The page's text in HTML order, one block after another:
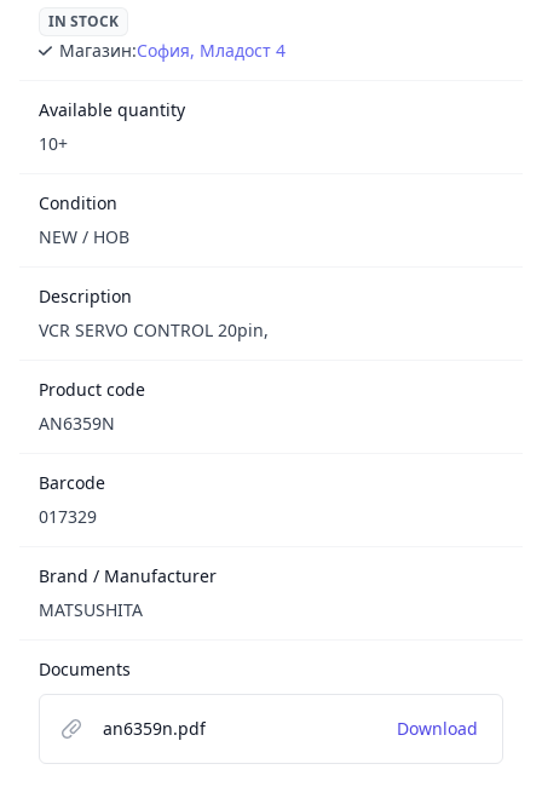
IN STOCK
Магазин:София, Младост 4
Available quantity
10+
Condition
NEW / НОВ
Description
VCR SERVO CONTROL 20pin,
Product code
AN6359N
Barcode
017329
Brand / Manufacturer
MATSUSHITA
Documents
an6359n.pdf Download